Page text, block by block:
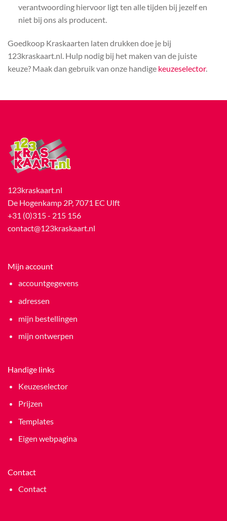
verantwoording hiervoor ligt ten alle tijden bij jezelf en
niet bij ons als producent.
Goedkoop Kraskaarten laten drukken doe je bij
123kraskaart.nl. Hulp nodig bij het maken van de juiste
keuze? Maak dan gebruik van onze handige keuzeselector.
123kraskaart.nl
De Hogenkamp 2P, 7071 EC Ulft
+31 (0)315 - 215 156
contact@123kraskaart.nl
Mijn account
accountgegevens
adressen
mijn bestellingen
mijn ontwerpen
Handige links
Keuzeselector
Prijzen
Templates
Eigen webpagina
Contact
Contact